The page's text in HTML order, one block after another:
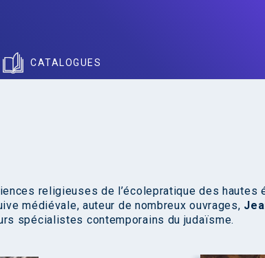
CATALOGUES
religieuses de l’écolepratique des hautes
médiévale, auteur de nombreux ouvrages,
spécialistes contemporains du judaïsme.